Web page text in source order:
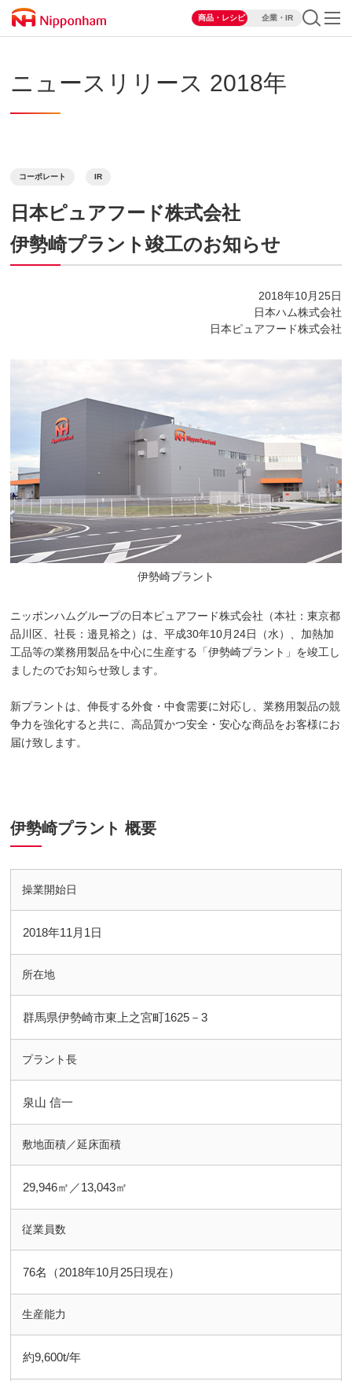
商品・レシピ 企業・IR
ニュースリリース 2018年
コーポレート IR
日本ピュアフード株式会社
伊勢崎プラント竣工のお知らせ
2018年10月25日
日本ハム株式会社
日本ピュアフード株式会社
伊勢崎プラント
ニッポンハムグループの日本ピュアフード株式会社（本社：東京都
品川区、社長：邉見裕之）は、平成30年10月24日（水）、加熱加
工品等の業務用製品を中心に生産する「伊勢崎プラント」を竣工し
ましたのでお知らせ致します。
新プラントは、伸長する外食・中食需要に対応し、業務用製品の競
争力を強化すると共に、高品質かつ安全・安心な商品をお客様にお
届け致します。
伊勢崎プラント 概要
操業開始日
2018年11月1日
所在地
群馬県伊勢崎市東上之宮町1625－3
プラント長
泉山 信一
敷地面積／延床面積
29,946㎡／13,043㎡
従業員数
76名（2018年10月25日現在）
生産能力
約9,600t/年